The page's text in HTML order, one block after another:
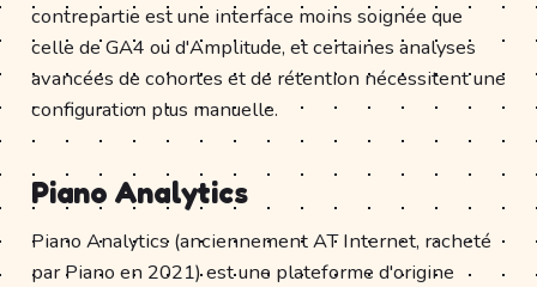
contrepartie est une interface moins soignée que
celle de GA4 ou d'Amplitude, et certaines analyses
avancées de cohortes et de rétention nécessitent une
configuration plus manuelle.
Piano Analytics
Piano Analytics (anciennement AT Internet, racheté
par Piano en 2021) est une plateforme d'origine